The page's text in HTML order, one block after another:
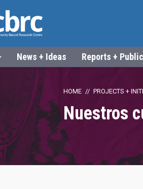
News + Ideas Reports +
HOME PROJECTS +
Nuestros